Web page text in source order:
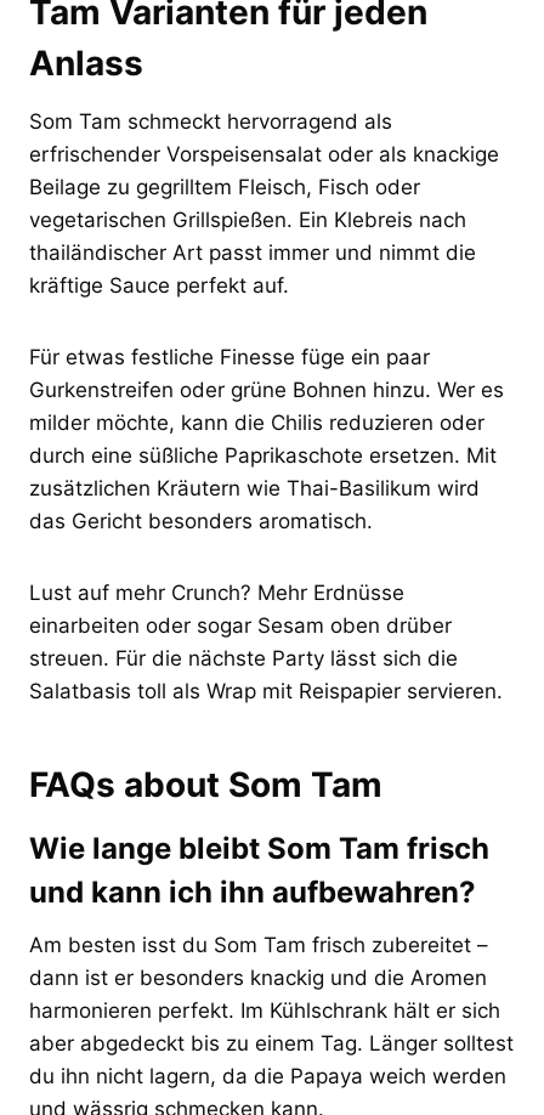
Tam Varianten für jeden
Anlass
Som Tam schmeckt hervorragend als
erfrischender Vorspeisensalat oder als knackige
Beilage zu gegrilltem Fleisch, Fisch oder
vegetarischen Grillspießen. Ein Klebreis nach
thailändischer Art passt immer und nimmt die
kräftige Sauce perfekt auf.
Für etwas festliche Finesse füge ein paar
Gurkenstreifen oder grüne Bohnen hinzu. Wer es
milder möchte, kann die Chilis reduzieren oder
durch eine süßliche Paprikaschote ersetzen. Mit
zusätzlichen Kräutern wie Thai-Basilikum wird
das Gericht besonders aromatisch.
Lust auf mehr Crunch? Mehr Erdnüsse
einarbeiten oder sogar Sesam oben drüber
streuen. Für die nächste Party lässt sich die
Salatbasis toll als Wrap mit Reispapier servieren.
FAQs about Som Tam
Wie lange bleibt Som Tam frisch
und kann ich ihn aufbewahren?
Am besten isst du Som Tam frisch zubereitet –
dann ist er besonders knackig und die Aromen
harmonieren perfekt. Im Kühlschrank hält er sich
aber abgedeckt bis zu einem Tag. Länger solltest
du ihn nicht lagern, da die Papaya weich werden
und wässrig schmecken kann.